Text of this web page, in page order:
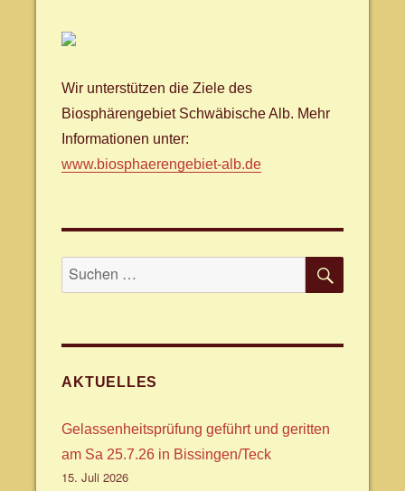
Wir unterstützen die Ziele des
Biosphärengebiet Schwäbische Alb. Mehr
Informationen unter:
www.biosphaerengebiet-alb.de
Suche
nach:
AKTUELLES
Gelassenheitsprüfung geführt und geritten
am Sa 25.7.26 in Bissingen/Teck
15. Juli 2026